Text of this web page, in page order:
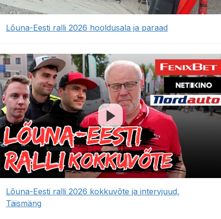
Lõuna-Eesti ralli 2026 hooldusala ja paraad
Lõuna-Eesti ralli 2026 kokkuvõte ja intervjuud,
Täismäng